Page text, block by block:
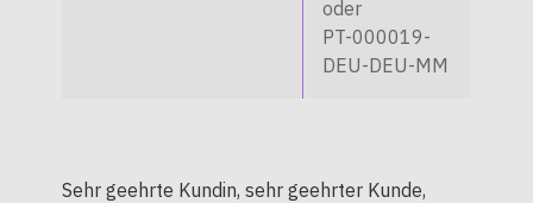
oder
PT-000019-
DEU-DEU-MM
Sehr geehrte Kundin, sehr geehrter Kunde,